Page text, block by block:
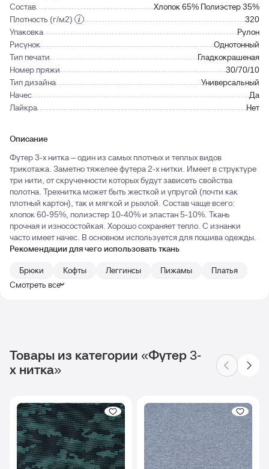
Состав
Хлопок 65% Полиэстер 35%
Плотность (г/м2)
320
Упаковка
Рулон
Рисунок
Однотонный
Тип печати
Гладкокрашеная
Номер пряжи
30/70/10
Тип дизайна
Универсальный
Начес
Да
Лайкра
Нет
Описание
Футер 3-х нитка – один из самых плотных и теплых видов
трикотажа. Заметно тяжелее футера 2-х нитки. Имеет в структуре
три нити, от скрученности которых будут зависеть свойства
полотна. Трехнитка может быть жесткой и упругой (почти как
плотный картон), так и мягкой и рыхлой. Состав чаще всего:
хлопок 60-95%, полиэстер 10-40% и эластан 5-10%. Ткань
прочная и износостойкая. Хорошо сохраняет тепло. С изнанки
часто имеет начес. В основном используется для пошива одежды.
Рекомендации для чего использовать ткань
Брюки
Кофты Леггинсы Пижамы
Платья
Смотреть все
Товары из категории «Футер 3-
х нитка»